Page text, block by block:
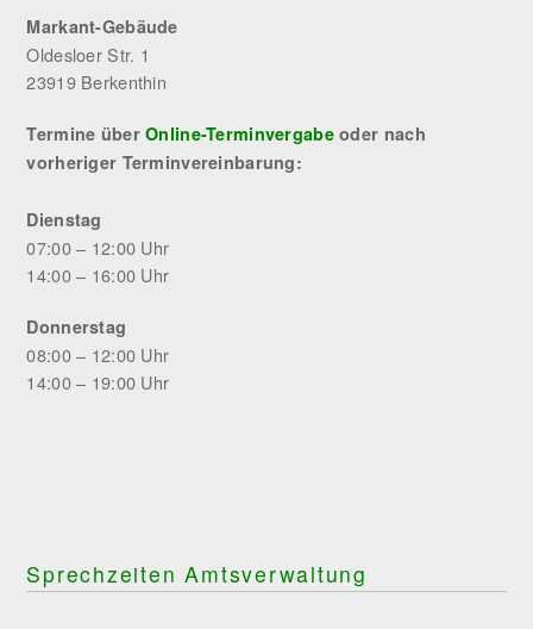
Markant-Gebäude
Oldesloer Str. 1
23919 Berkenthin
Termine überOnline-Terminvergabeoder nach
vorheriger Terminvereinbarung:
Dienstag
07:00 – 12:00 Uhr
14:00 – 16:00 Uhr
Donnerstag
08:00 – 12:00 Uhr
14:00 – 19:00 Uhr
Sprechzeiten Amtsverwaltung